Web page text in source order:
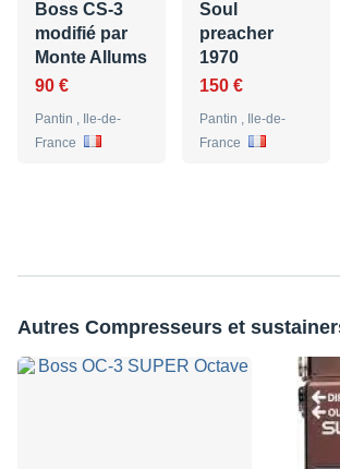
Boss CS-3
modifié par
Monte Allums
90 €
Pantin , Ile-de-
France
Soul
preacher
1970
150 €
Pantin , Ile-de-
France
Autres Compresseurs et